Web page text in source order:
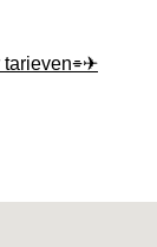
tarieven⌯✈︎